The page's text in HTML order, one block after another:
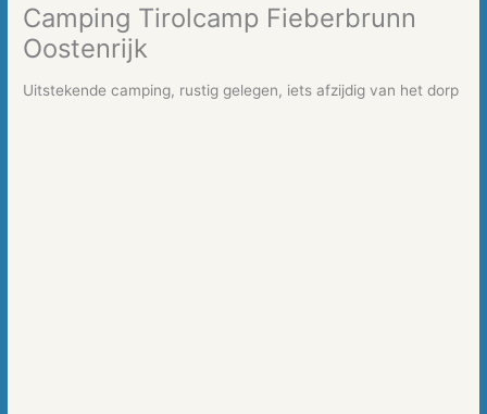
Camping Tirolcamp Fieberbrunn
Oostenrijk
Uitstekende camping, rustig gelegen, iets afzijdig van het dorp